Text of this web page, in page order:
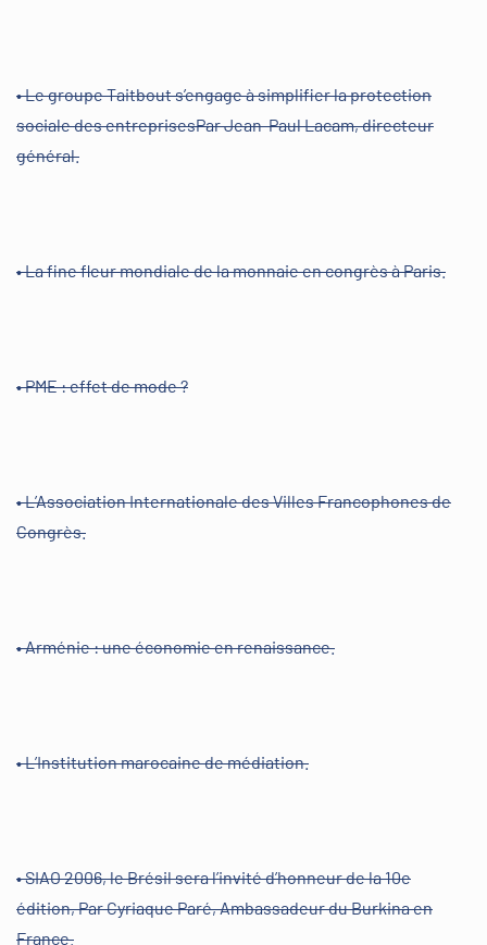
• Le groupe Taitbout s’engage à simplifier la protection
sociale des entreprisesPar Jean-Paul Lacam, directeur
général.
• La fine fleur mondiale de la monnaie en congrès à Paris.
• PME : effet de mode ?
• L’Association Internationale des Villes Francophones de
Congrès.
• Arménie : une économie en renaissance.
• L’Institution marocaine de médiation.
• SIAO 2006, le Brésil sera l’invité d’honneur de la 10e
édition, Par Cyriaque Paré, Ambassadeur du Burkina en
France.